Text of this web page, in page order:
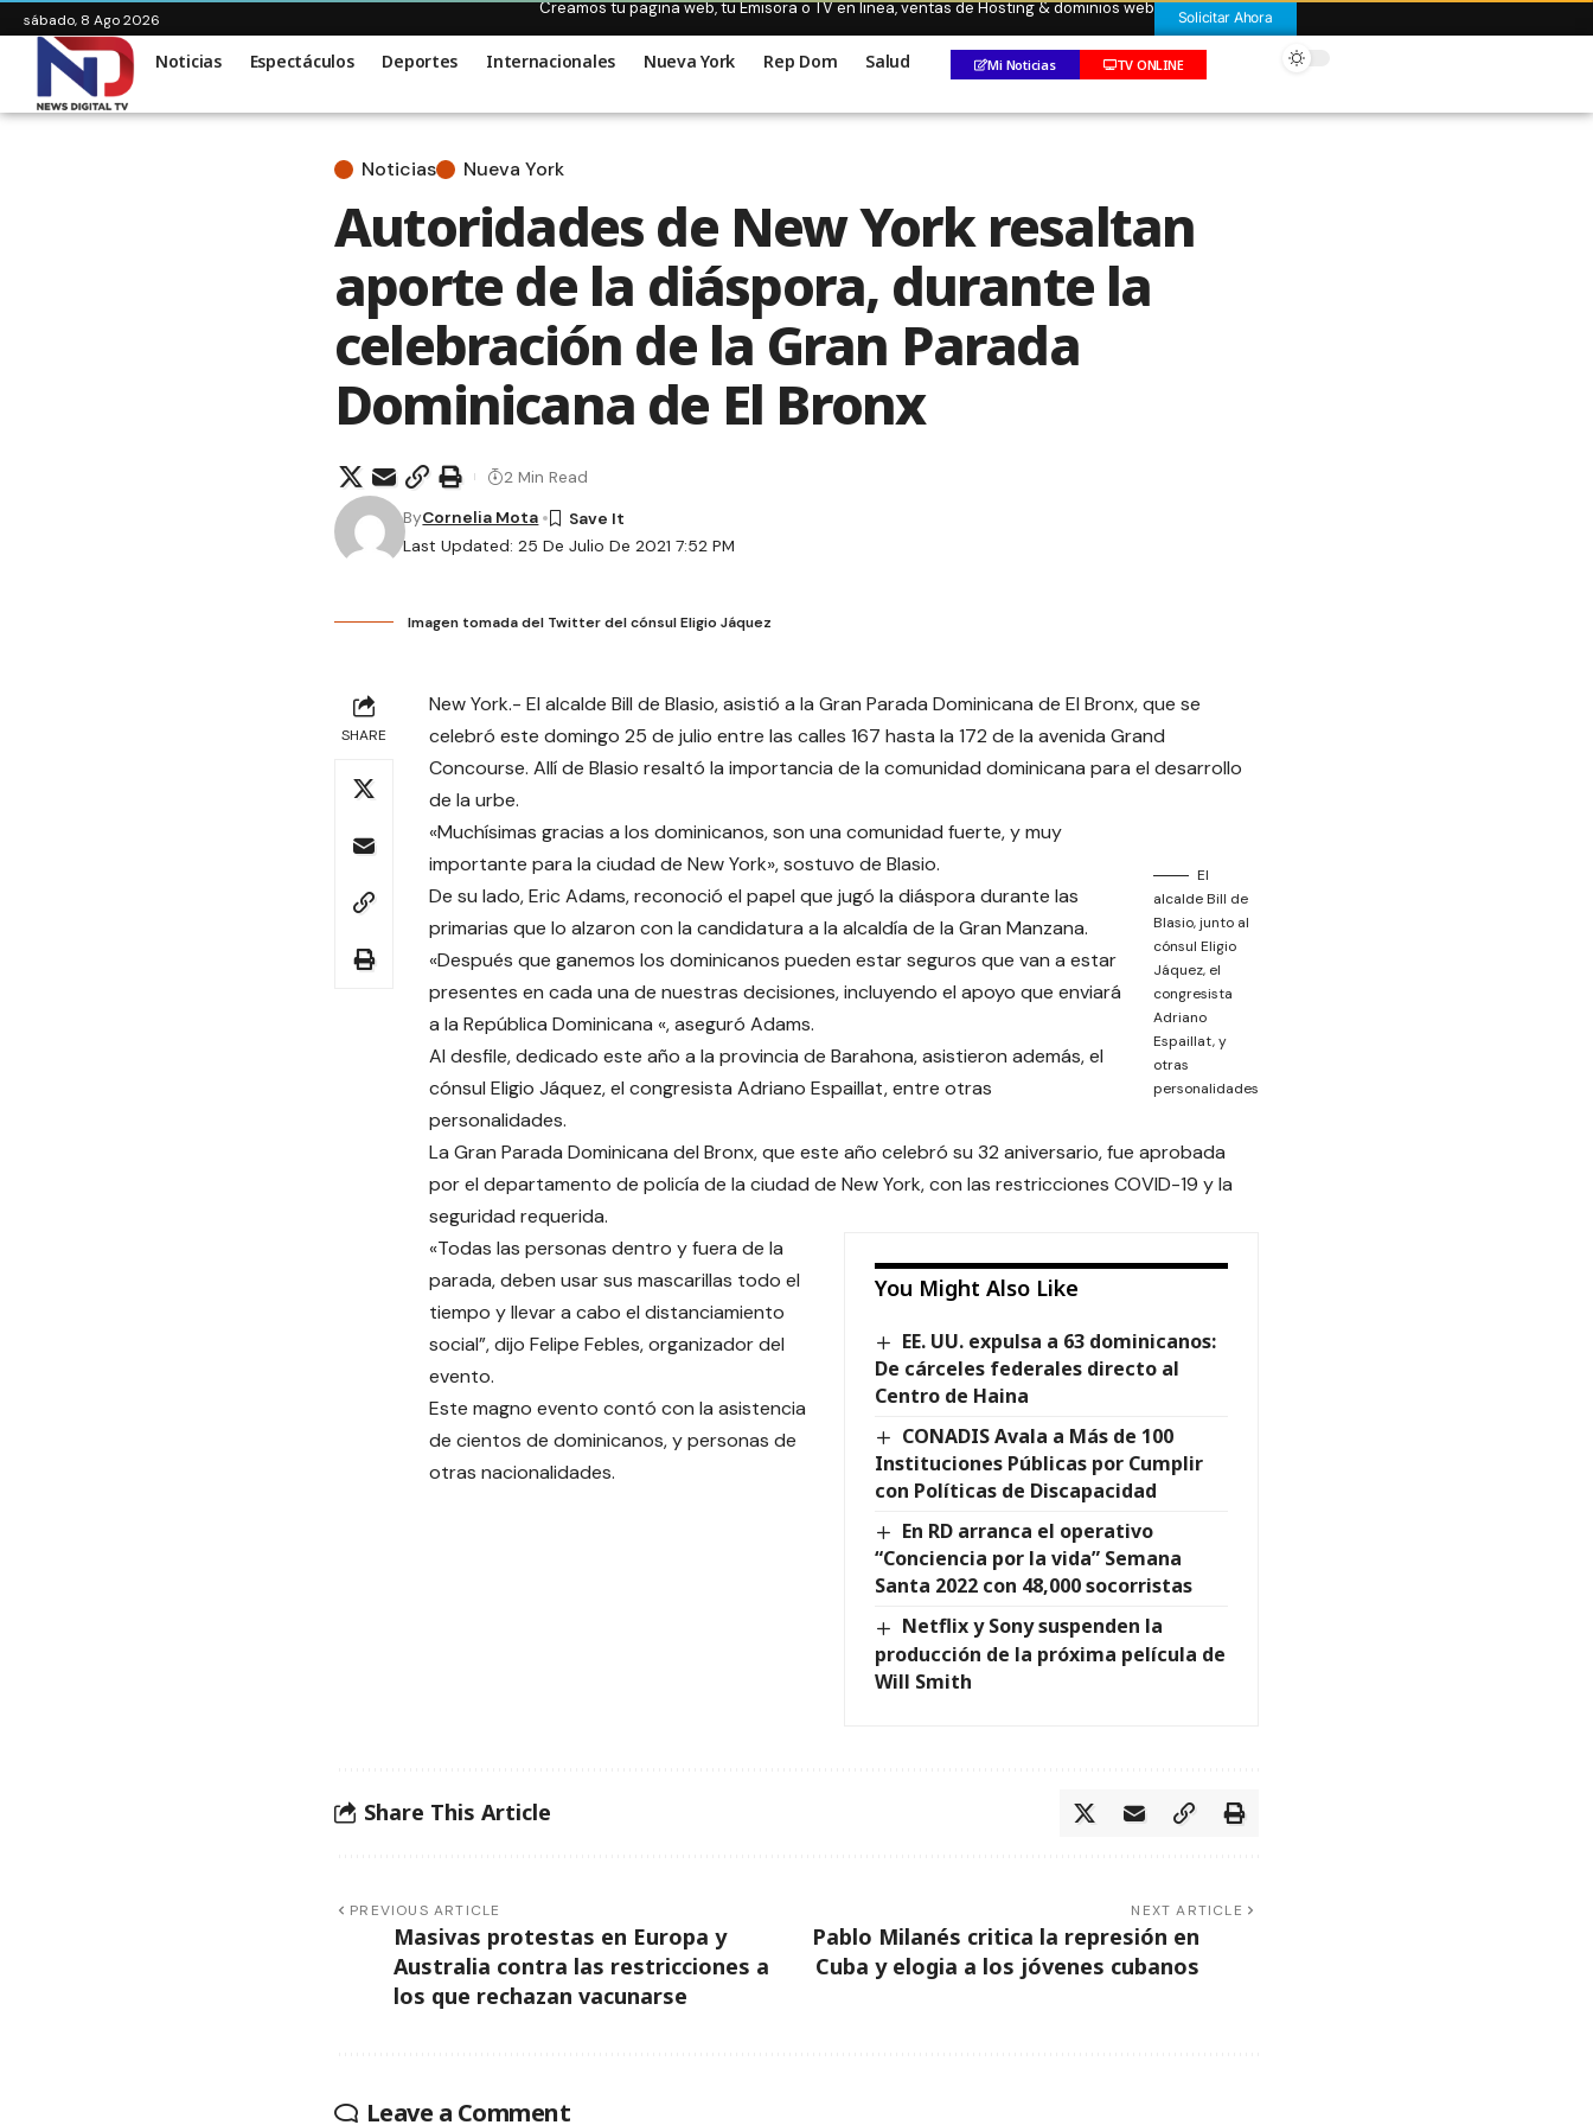
sábado, 8 Ago 2026
Creamos tu pagina web, tu Emisora o TV en linea, ventas de Hosting & dominios web Solicitar Ahora
Noticias Espectáculos Deportes Internacionales Nueva York Rep Dom Salud Mi Noticias TV ONLINE
Noticias Nueva York
Autoridades de New York resaltan
aporte de la diáspora, durante la
celebración de la Gran Parada
Dominicana de El Bronx
Last Updated: 25 De Julio De 2021 7:52 PM
ByCornelia Mota
2 Min Read
Imagen tomada del Twitter del cónsul Eligio Jáquez
SHARE
New York.- El alcalde Bill de Blasio, asistió a la Gran Parada Dominicana de El Bronx, que se
celebró este domingo 25 de julio entre las calles 167 hasta la 172 de la avenida Grand
Concourse. Allí de Blasio resaltó la importancia de la comunidad dominicana para el desarrollo
de la urbe.
El
alcalde Bill de
Blasio, junto al
cónsul Eligio
Jáquez, el
congresista
Adriano
Espaillat, y
otras
personalidades
«Muchísimas gracias a los dominicanos, son una comunidad fuerte, y muy
importante para la ciudad de New York», sostuvo de Blasio.
De su lado, Eric Adams, reconoció el papel que jugó la diáspora durante las
primarias que lo alzaron con la candidatura a la alcaldía de la Gran Manzana.
«Después que ganemos los dominicanos pueden estar seguros que van a estar
presentes en cada una de nuestras decisiones, incluyendo el apoyo que enviará
a la República Dominicana «, aseguró Adams.
Al desfile, dedicado este año a la provincia de Barahona, asistieron además, el
cónsul Eligio Jáquez, el congresista Adriano Espaillat, entre otras
personalidades.
La Gran Parada Dominicana del Bronx, que este año celebró su 32 aniversario, fue aprobada
por el departamento de policía de la ciudad de New York, con las restricciones COVID-19 y la
seguridad requerida.
You Might Also Like
EE. UU. expulsa a 63 dominicanos:
De cárceles federales directo al
Centro de Haina
CONADIS Avala a Más de 100
Instituciones Públicas por Cumplir
con Políticas de Discapacidad
En RD arranca el operativo
“Conciencia por la vida” Semana
Santa 2022 con 48,000 socorristas
Netflix y Sony suspenden la
producción de la próxima película de
Will Smith
«Todas las personas dentro y fuera de la
parada, deben usar sus mascarillas todo el
tiempo y llevar a cabo el distanciamiento
social”, dijo Felipe Febles, organizador del
evento.
Este magno evento contó con la asistencia
de cientos de dominicanos, y personas de
otras nacionalidades.
Share This Article
PREVIOUS ARTICLE
Masivas protestas en Europa y
Australia contra las restricciones a
los que rechazan vacunarse
NEXT ARTICLE
Pablo Milanés critica la represión en
Cuba y elogia a los jóvenes cubanos
Leave a Comment